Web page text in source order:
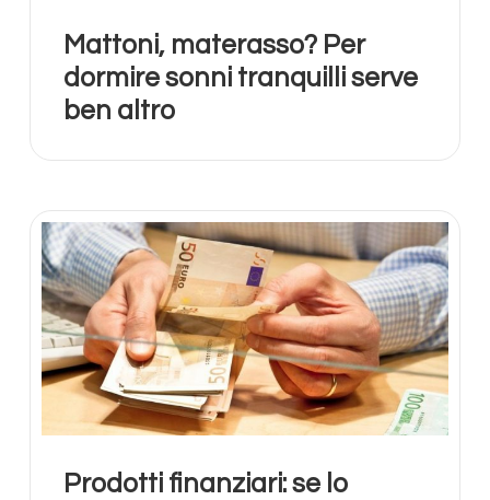
Mattoni, materasso? Per
dormire sonni tranquilli serve
ben altro
Prodotti finanziari: se lo